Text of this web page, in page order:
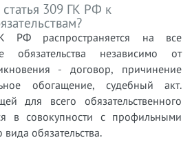
309 ГК РФ к
РФ распространяется на все
обязательства независимо от
- договор, причинение
обогащение, судебный акт.
для всего обязательственного
в совокупности с профильными
обязательства.